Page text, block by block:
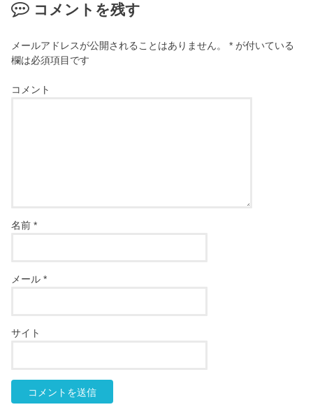
コメントを残す
メールアドレスが公開されることはありません。 * が付いている
欄は必須項目です
コメント
名前*
メール*
サイト